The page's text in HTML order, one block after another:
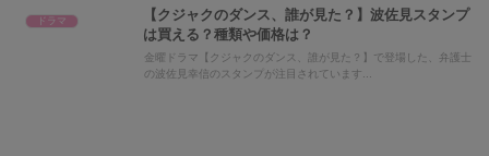
ドラマ
【クジャクのダンス、誰が見た？】波佐見スタンプ
は買える？種類や価格は？
金曜ドラマ【クジャクのダンス、誰が見た？】で登場した、弁護士
の波佐見幸信のスタンプが注目されています...